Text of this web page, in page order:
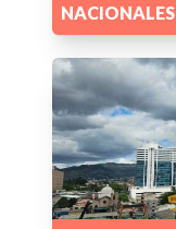
NACIONALES